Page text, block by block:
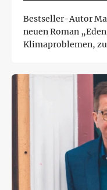
Bestseller-Autor
neuen Roman
Klimaproblemen,